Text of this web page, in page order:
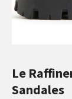
Le
Sandales